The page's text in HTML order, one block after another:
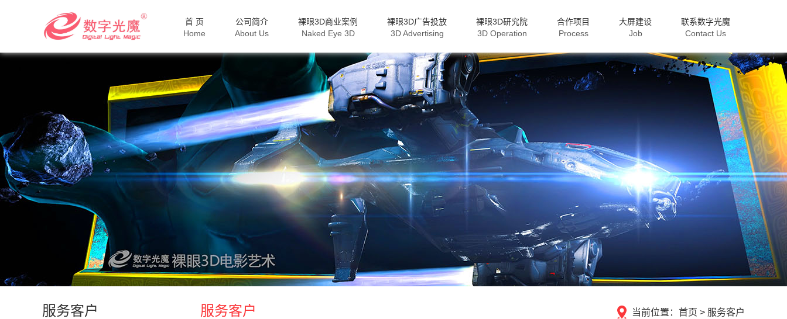
首 页
Home
公司简介
About Us
裸眼3D商业案例
Naked Eye 3D
裸眼3D广告投放
3D Advertising
裸眼3D研究院
3D Operation
合作项目
Process
大屏建设
Job
联系数字光魔
Contact Us
服务客户 当前位置： 首页 > 服务客户
服务客户